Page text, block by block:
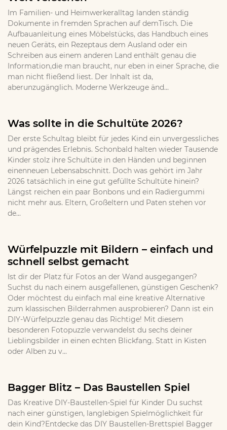
Im Familien- und Heimwerkeralltag landen ständig
Dokumente in fremden Sprachen auf demTisch. Die
Aufbauanleitung eines Möbelstücks, das Handbuch eines
neuen Geräts, ein Rezeptaus dem Ausland oder ein
Schreiben aus einem anderen Land enthält genau die
Information,die man braucht, nur eben in einer Sprache, die
man nicht fließend liest. Der Inhalt ist da,
aberunzugänglich. Moderne Werkzeuge änd...
Was sollte in die Schultüte 2026?
Der erste Schultag bleibt für jedes Kind ein unvergessliches
und prägendes Erlebnis. Schonbald halten wieder Tausende
Kinder stolz ihre Schultüte in den Händen und beginnen
einenneuen Lebensabschnitt. Doch was gehört im Jahr
2026 tatsächlich in eine gut gefüllte Schultüte hinein?
Längst reichen ein paar Bonbons und ein Radiergummi
nicht mehr aus. Eltern, Großeltern und Paten stehen vor
de...
Würfelpuzzle mit Bildern – einfach und
schnell selbst gemacht
Ist dir der Platz für Fotos an der Wand ausgegangen?
Suchst du nach einem ausgefallenen, günstigen Geschenk?
Oder möchtest du einfach mal eine kreative Alternative
zum klassischen Bilderrahmen ausprobieren? Dann ist ein
DIY-Würfelpuzzle genau das Richtige! Mit diesem
besonderen Fotopuzzle verwandelst du sechs deiner
Lieblingsbilder in einen echten Blickfang. Statt in Kisten
oder Alben zu v...
Bagger Blitz – Das Baustellen Spiel
Das Kreative DIY-Baustellen-Spiel für Kinder Du suchst
nach einer günstigen, langlebigen Spielmöglichkeit für
dein Kind?Entdecke das DIY Baustellen-Brettspiel Bagger